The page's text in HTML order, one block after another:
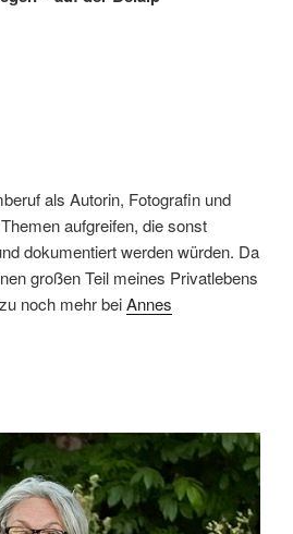
als Autorin, Fotografin und
aufgreifen, die sonst
dokumentiert werden würden. Da
großen Teil meines Privatlebens
noch mehr beiAnnes